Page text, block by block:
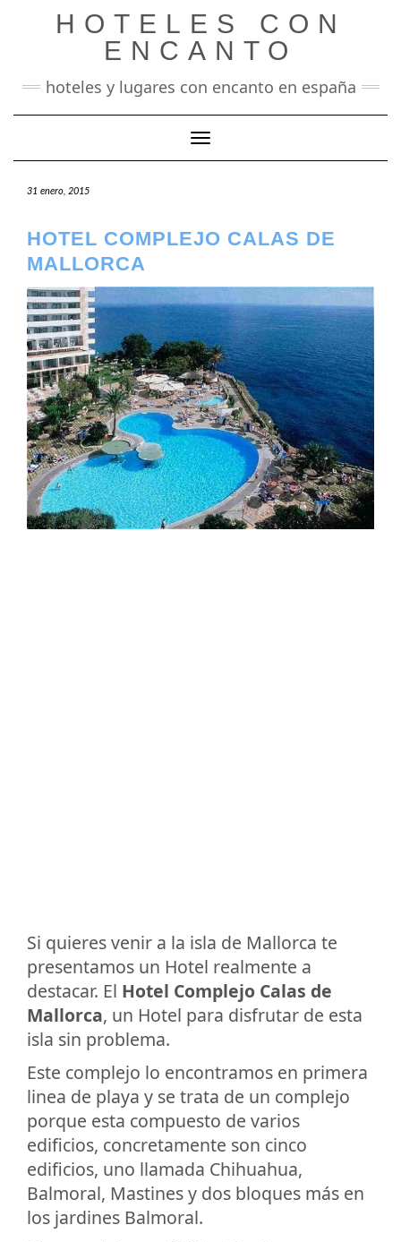
HOTELES CON
ENCANTO
hoteles y lugares con encanto en españa
Cambiar modo de navegación
31 enero, 2015
HOTEL COMPLEJO CALAS DE
MALLORCA
Si quieres venir a la isla de Mallorca te
presentamos un Hotel realmente a
destacar. El Hotel Complejo Calas de
Mallorca, un Hotel para disfrutar de esta
isla sin problema.
Este complejo lo encontramos en primera
linea de playa y se trata de un complejo
porque esta compuesto de varios
edificios, concretamente son cinco
edificios, uno llamada Chihuahua,
Balmoral, Mastines y dos bloques más en
los jardines Balmoral.